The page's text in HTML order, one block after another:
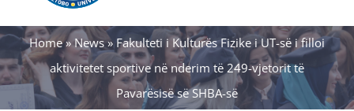
Home»News» Fakulteti i Kulturës Fizike i UT-së i filloi
aktivitetet sportive në nderim të 249-vjetorit të
Pavarësisë së SHBA-së